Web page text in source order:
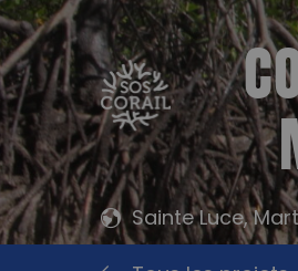
Sainte Luce,